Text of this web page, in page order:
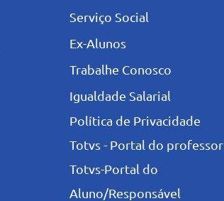
Serviço Social
Ex-Alunos
Trabalhe Conosco
Igualdade Salarial
Política de Privacidade
Totvs - Portal do professor
Totvs-Portal do
Aluno/Responsável